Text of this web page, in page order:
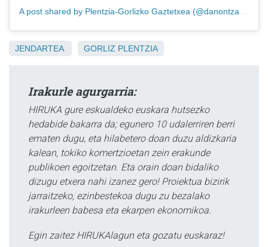
A post shared by Plentzia-Gorlizko Gaztetxea (@danontzatgaztetxea)
JENDARTEA GORLIZ PLENTZIA
Irakurle agurgarria:
HIRUKA gure eskualdeko euskara hutsezko
hedabide bakarra da; egunero 10 udalerriren berri
ematen dugu, eta hilabetero doan duzu aldizkaria
kalean, tokiko komertzioetan zein erakunde
publikoen egoitzetan. Eta orain doan bidaliko
dizugu etxera nahi izanez gero! Proiektua bizirik
jarraitzeko, ezinbestekoa dugu zu bezalako
irakurleen babesa eta ekarpen ekonomikoa.
Egin zaitez HIRUKAlagun eta gozatu euskaraz!